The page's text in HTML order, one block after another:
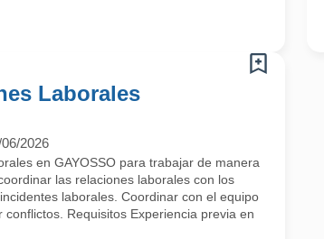
Laborales
2026
en GAYOSSO para trabajar de manera
las relaciones laborales con los
laborales. Coordinar con el equipo
Requisitos Experiencia previa en